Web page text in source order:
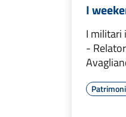
I
I militari
-